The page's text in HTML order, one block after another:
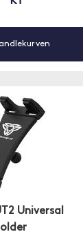
Universal